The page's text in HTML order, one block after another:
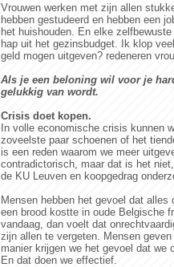
Vrouwen werken met zijn allen
hebben gestudeerd en hebben een
het huishouden. En elke
hap uit het gezinsbudget. Ik klop
geld mogen uitgeven? redeneren
Als je een beloning wil voor je
gelukkig van wordt.
Crisis doet kopen.
In volle economische crisis kunnen
zoveelste paar schoenen of het
is een reden waarom we meer
contradictorisch, maar dat is het
de KU Leuven en koopgedrag
Mensen hebben het gevoel dat alles
een brood kostte in oude Belgische
vandaag, dan voelt dat
zijn allen te vergeten. Mensen
manier krijgen we het gevoel dat we
En dat doen we effectief.